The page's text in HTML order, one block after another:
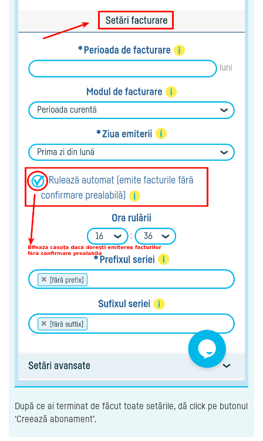
După ce ai terminat de făcut toate setările, dă click pe butonul
‘Creează abonament’.